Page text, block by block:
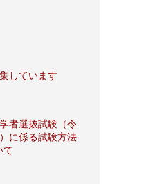
しています
者選抜試験（令
に係る試験方法
て